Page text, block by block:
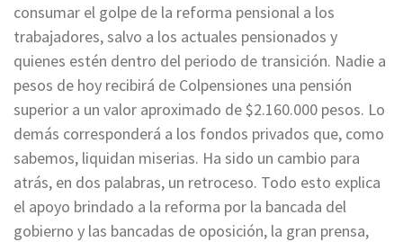
consumar el golpe de la reforma pensional a los
trabajadores, salvo a los actuales pensionados y
quienes estén dentro del periodo de transición. Nadie a
pesos de hoy recibirá de Colpensiones una pensión
superior a un valor aproximado de $2.160.000 pesos. Lo
demás corresponderá a los fondos privados que, como
sabemos, liquidan miserias. Ha sido un cambio para
atrás, en dos palabras, un retroceso. Todo esto explica
el apoyo brindado a la reforma por la bancada del
gobierno y las bancadas de oposición, la gran prensa,